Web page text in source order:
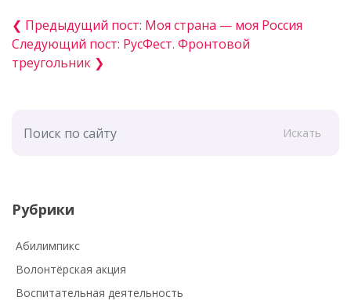
❮ Предыдущий пост: Моя страна — моя Россия
Следующий пост: РусФест. Фронтовой
треугольник ❯
Искать
Рубрики
Абилимпикс
Волонтёрская акция
Воспитательная деятельность